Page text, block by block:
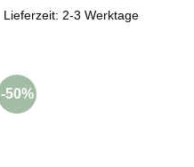
Lieferzeit: 2-3 Werktage
-50%